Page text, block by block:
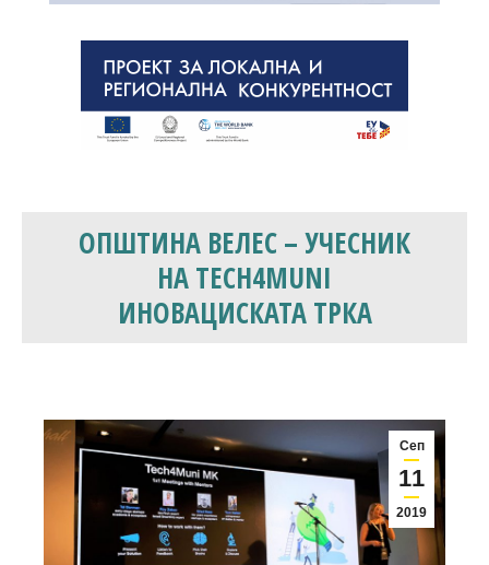
ОПШТИНА ВЕЛЕС – УЧЕСНИК
НА TECH4MUNI
ИНОВАЦИСКАТА ТРКА
Сеп
11
2019